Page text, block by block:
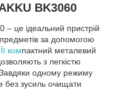
BK3060
– це ідеальний пристрій
за допомогою
Її компактний металевий
з легкістю
Завдяки одному режиму
без зусиль очищати